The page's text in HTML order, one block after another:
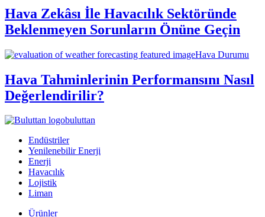
Hava Zekâsı İle Havacılık Sektöründe
Beklenmeyen Sorunların Önüne Geçin
Hava Durumu
Hava Tahminlerinin Performansını Nasıl
Değerlendirilir?
buluttan
Endüstriler
Yenilenebilir Enerji
Enerji
Havacılık
Lojistik
Liman
Ürünler